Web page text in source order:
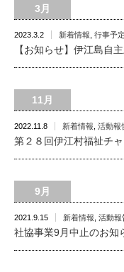
3月
2023.3.2 新着情報 行事予定
【お知らせ】伊江島自
11月
2022.11.8 新着情報 活動報
第２８回伊江村福祉チ
9月
2021.9.15 新着情報 活動報
社協事業9月中止のお知